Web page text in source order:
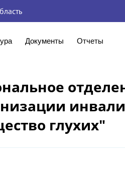
Документы Отчеты
глухих"